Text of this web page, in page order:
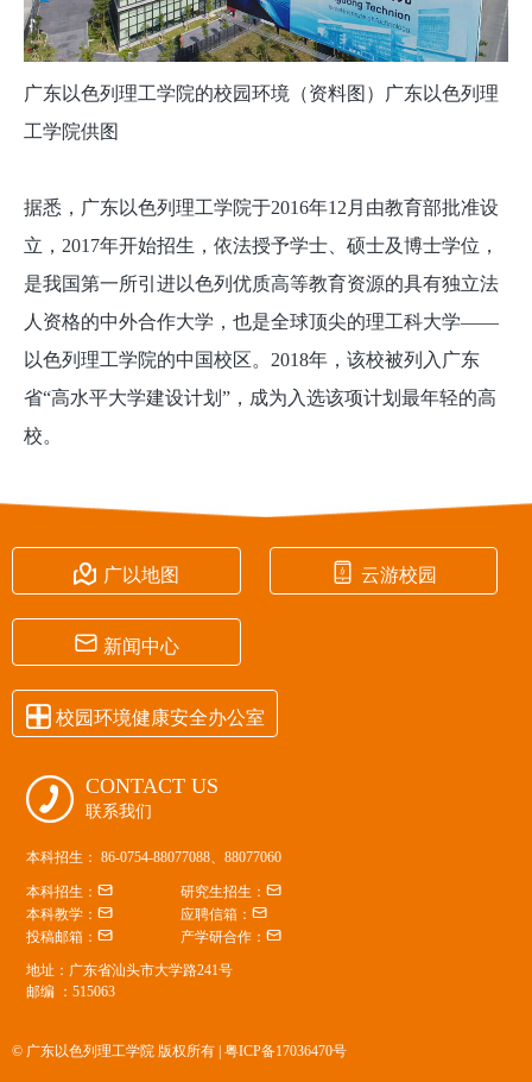
广东以色列理工学院的校园环境（资料图）广东以色列理
工学院供图
据悉，广东以色列理工学院于2016年12月由教育部批准设
立，2017年开始招生，依法授予学士、硕士及博士学位，
是我国第一所引进以色列优质高等教育资源的具有独立法
人资格的中外合作大学，也是全球顶尖的理工科大学——
以色列理工学院的中国校区。2018年，该校被列入广东
省“高水平大学建设计划”，成为入选该项计划最年轻的高
校。
 广以地图  云游校园
 新闻中心
 校园环境健康安全办公室
 CONTACT US
联系我们
本科招生： 86-0754-88077088、88077060
本科招生： 研究生招生：
本科教学： 应聘信箱：
投稿邮箱： 产学研合作：
地址：广东省汕头市大学路241号
邮编 ：515063
© 广东以色列理工学院 版权所有 | 粤ICP备17036470号